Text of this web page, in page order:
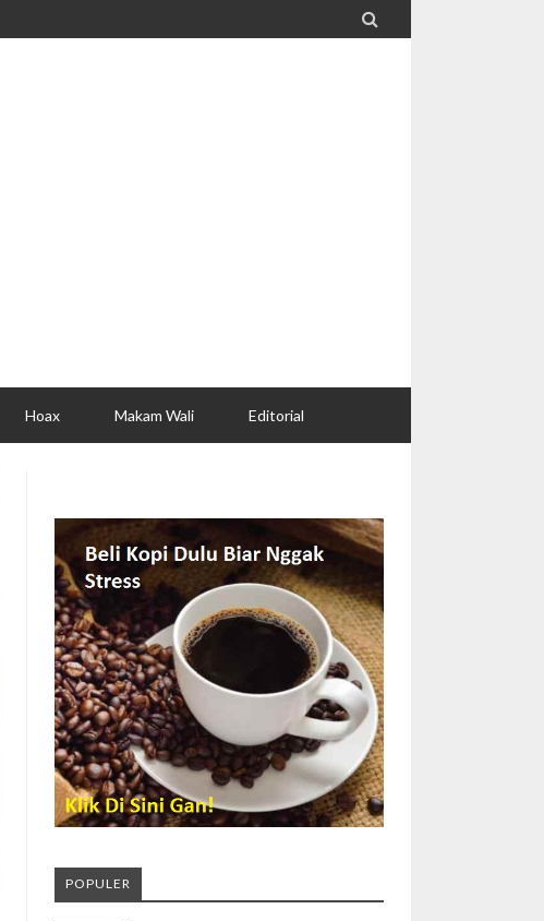

Hoax Makam Wali Editorial
POPULER